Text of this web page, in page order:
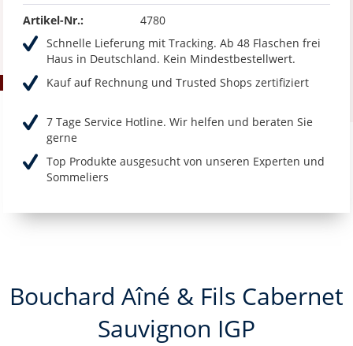
Artikel-Nr.:
4780
Schnelle Lieferung mit Tracking. Ab 48 Flaschen frei
Haus in Deutschland. Kein Mindestbestellwert.
Kauf auf Rechnung und Trusted Shops zertifiziert
7 Tage Service Hotline. Wir helfen und beraten Sie
gerne
Top Produkte ausgesucht von unseren Experten und
Sommeliers
Bouchard Aîné & Fils Cabernet
Sauvignon IGP